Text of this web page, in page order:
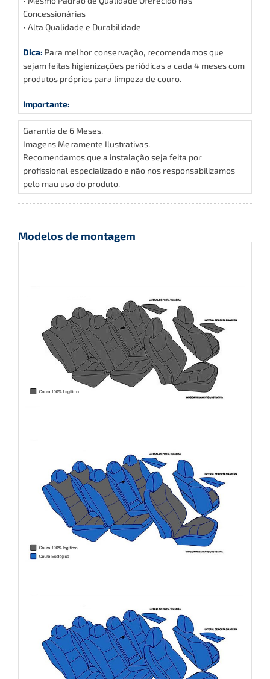
Concessionárias
• Alta Qualidade e Durabilidade
Dica: Para melhor conservação, recomendamos que
sejam feitas higienizações periódicas a cada 4 meses com
produtos próprios para limpeza de couro.
Importante:
Garantia de 6 Meses.
Imagens Meramente Ilustrativas.
Recomendamos que a instalação seja feita por
profissional especializado e não nos responsabilizamos
pelo mau uso do produto.
Modelos de montagem